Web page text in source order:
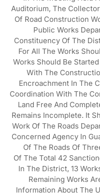
Auditorium, The
Of Road Construction
Public Works
Constituency Of The
For All The Works
Works Should Be
With The
Encroachment In The
Coordination With The
Land Free And
Remains Incomplete. It
Work Of The Roads
Concerned Agency In
Of The Roads Of
Of The Total 42
In The District, 13
Remaining Works
Information About The